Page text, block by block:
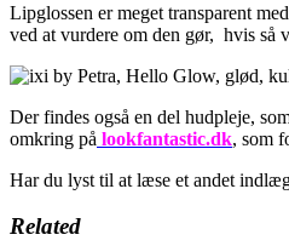
Lipglossen er meget transparent
ved at vurdere om den gør, hvis så
Der findes også en del hudpleje,
omkring på lookfantastic.dk, som
Har du lyst til at læse et andet
Related